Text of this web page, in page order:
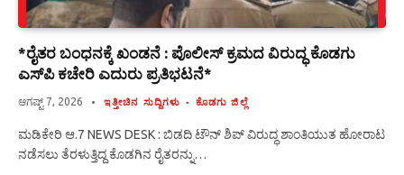
*ರೈತರ ಬಂಧನಕ್ಕೆ ಖಂಡನೆ : ಪೊಲೀಸ್ ಕ್ರಮದ ವಿರುದ್ಧ ಕೊಡಗು
ಎಸ್‍ಪಿ ಕಚೇರಿ ಎದುರು ಪ್ರತಿಭಟನೆ*
ಆಗಷ್ಟ್ 7, 2026 ಇತ್ತೀಚಿನ ಸುದ್ದಿಗಳು ಕೊಡಗು ಜಿಲ್ಲೆ
ಮಡಿಕೇರಿ ಆ.7 NEWS DESK : ಬಿಡದಿ ಟೌನ್ ಶಿಪ್ ವಿರುದ್ಧ ಶಾಂತಿಯುತ ಹೋರಾಟ
ನಡೆಸಲು ತೆರಳುತ್ತಿದ್ದ ಕೊಡಗಿನ ರೈತರನ್ನು…